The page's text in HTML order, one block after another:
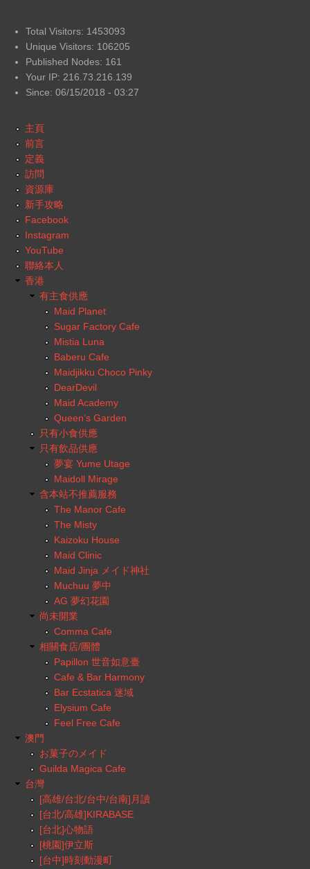
Total Visitors: 1453093
Unique Visitors: 106205
Published Nodes: 161
Your IP: 216.73.216.139
Since: 06/15/2018 - 03:27
主頁
前言
定義
訪問
資源庫
新手攻略
Facebook
Instagram
YouTube
聯絡本人
香港
有主食供應
Maid Planet
Sugar Factory Cafe
Mistia Luna
Baberu Cafe
Maidjikku Choco Pinky
DearDevil
Maid Academy
Queen’s Garden
只有小食供應
只有飲品供應
夢宴 Yume Utage
Maidoll Mirage
含本站不推薦服務
The Manor Cafe
The Misty
Kaizoku House
Maid Clinic
Maid Jinja メイド神社
Muchuu 夢中
AG 夢幻花園
尚未開業
Comma Cafe
相關食店/團體
Papillon 世音如意臺
Cafe & Bar Harmony
Bar Ecstatica 迷域
Elysium Cafe
Feel Free Cafe
澳門
お菓子のメイド
Guilda Magica Cafe
台灣
[高雄/台北/台中/台南]月讀
[台北/高雄]KIRABASE
[台北]心物語
[桃園]伊立斯
[台中]時刻動漫町